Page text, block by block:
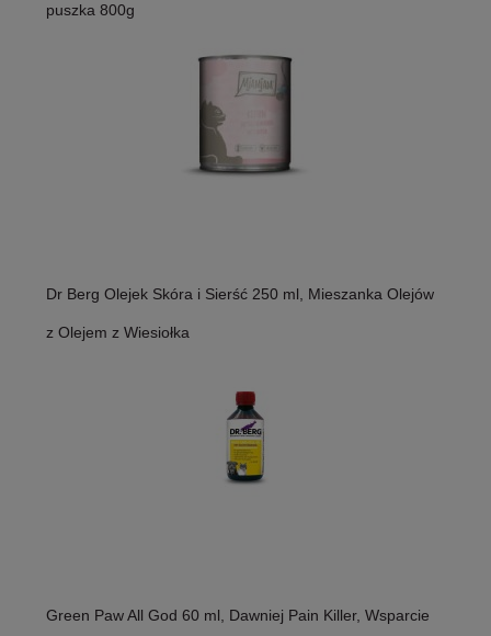
puszka 800g
Dr Berg Olejek Skóra i Sierść 250 ml, Mieszanka Olejów
z Olejem z Wiesiołka
Green Paw All God 60 ml, Dawniej Pain Killer, Wsparcie